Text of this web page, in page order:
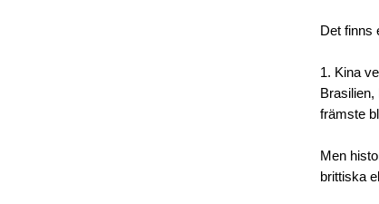
Det finns
1. Kina
främste
Men
brittiska